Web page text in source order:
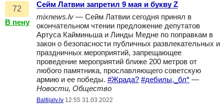
72
В пену
Сейм Латвии запретил 9 мая и букву Z
mixnews.lv — Сейм Латвии сегодня принял в
окончательном чтении предложение депутатов
Артуса Кайминьша и Линды Медне по поправкам в
закон о безопасности публичных развлекательных и
праздничных мероприятий, запрещающее
проведение мероприятий ближе 200 метров от
любого памятника, прославляющего советскую
армию и ее победы. #Жрада? #дебилы,_бл* —
Новости, Общество
Baltijalv.lv 12:55 31.03.2022